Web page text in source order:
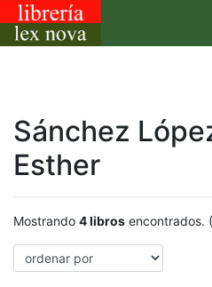
Sánchez
Esther
Mostrando 4 libros encontrados.